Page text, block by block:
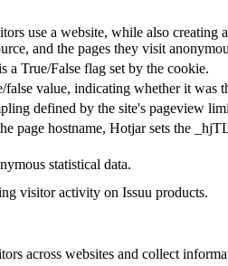
use a website, while also creating
and the pages they visit
a True/False flag set by the cookie.
value, indicating whether it was
defined by the site's pageview
page hostname, Hotjar sets the
statistical data.
visitor activity on Issuu products.
across websites and collect